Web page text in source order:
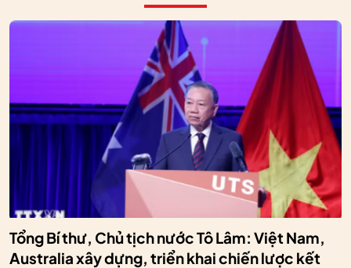
Tổng Bí thư, Chủ tịch nước Tô Lâm: Việt Nam,
Australia xây dựng, triển khai chiến lược kết